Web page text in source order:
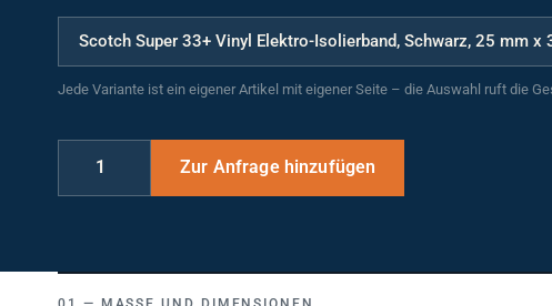
Jede Variante ist ein eigener Artikel mit eigener Seite – die Auswahl ruft die
MASSE UND DIMENSIONEN